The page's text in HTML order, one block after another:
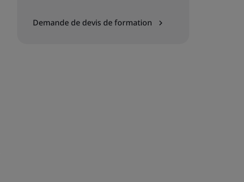
Demande de devis de formation